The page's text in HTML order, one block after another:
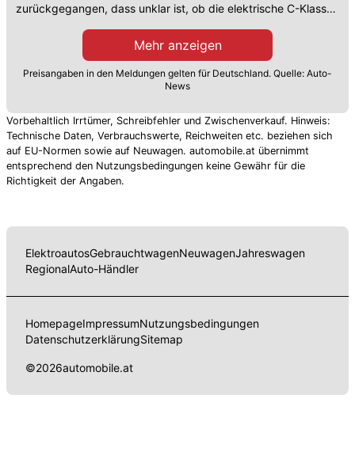
zurückgegangen, dass unklar ist, ob die elektrische C-Klasse
Mehr anzeigen
Preisangaben in den Meldungen gelten für Deutschland. Quelle: Auto-
News
Vorbehaltlich Irrtümer, Schreibfehler und Zwischenverkauf. Hinweis:
Technische Daten, Verbrauchswerte, Reichweiten etc. beziehen sich
auf EU-Normen sowie auf Neuwagen. automobile.at übernimmt
entsprechend den Nutzungsbedingungen keine Gewähr für die
Richtigkeit der Angaben.
ElektroautosGebrauchtwagenNeuwagenJahreswagen
RegionalAuto-Händler
HomepageImpressumNutzungsbedingungen
DatenschutzerklärungSitemap
©2026automobile.at